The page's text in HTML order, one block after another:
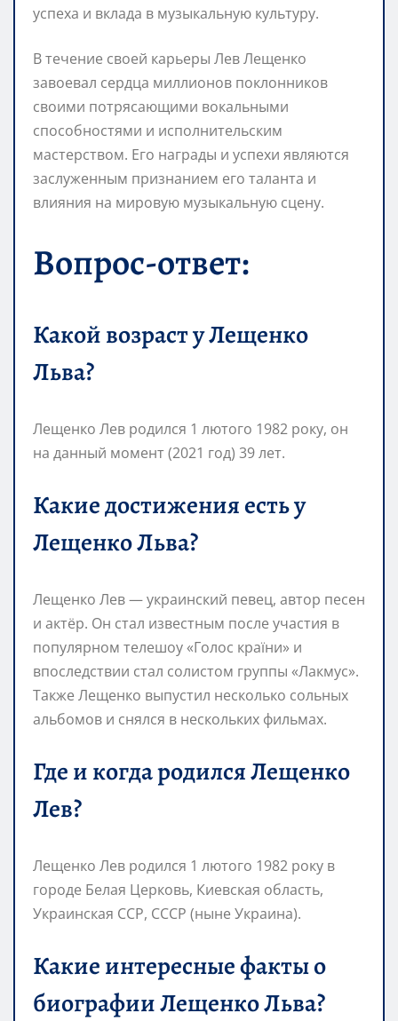
успеха и вклада в музыкальную культуру.
В течение своей карьеры Лев Лещенко
завоевал сердца миллионов поклонников
своими потрясающими вокальными
способностями и исполнительским
мастерством. Его награды и успехи являются
заслуженным признанием его таланта и
влияния на мировую музыкальную сцену.
Вопрос-ответ:
Какой возраст у Лещенко
Льва?
Лещенко Лев родился 1 лютого 1982 року, он
на данный момент (2021 год) 39 лет.
Какие достижения есть у
Лещенко Льва?
Лещенко Лев — украинский певец, автор песен
и актёр. Он стал известным после участия в
популярном телешоу «Голос країни» и
впоследствии стал солистом группы «Лакмус».
Также Лещенко выпустил несколько сольных
альбомов и снялся в нескольких фильмах.
Где и когда родился Лещенко
Лев?
Лещенко Лев родился 1 лютого 1982 року в
городе Белая Церковь, Киевская область,
Украинская ССР, СССР (ныне Украина).
Какие интересные факты о
биографии Лещенко Льва?